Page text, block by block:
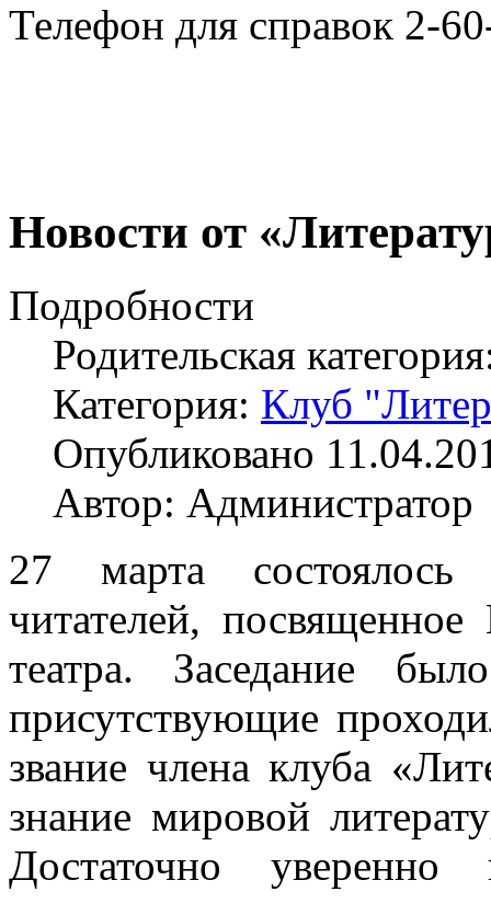
Телефон для справок 2-
Новости от
Подробности
Родительская
Категория: Клуб
Опубликовано
Автор: Администратор
27 марта состоялось
читателей,
театра. Заседание
присутствующие
звание члена клуба
знание мировой
Достаточно